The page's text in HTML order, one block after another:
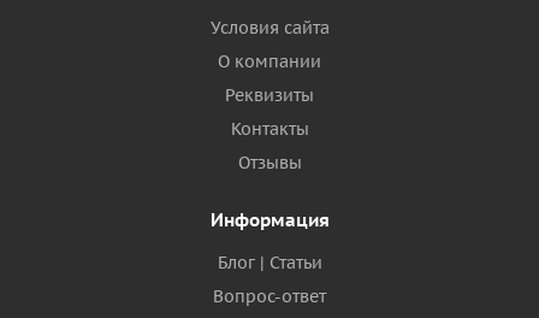
Условия сайта
О компании
Реквизиты
Контакты
Отзывы
Информация
Блог | Статьи
Вопрос-ответ